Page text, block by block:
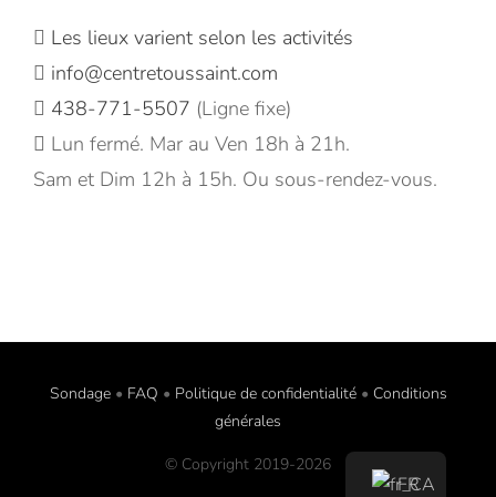
Les lieux varient selon les activités
info@centretoussaint.com
438-771-5507 (Ligne fixe)
Lun fermé. Mar au Ven 18h à 21h.
Sam et Dim 12h à 15h. Ou sous-rendez-vous.
Sondage• FAQ • Politique de confidentialité• Conditions
générales
© Copyright 2019-2026
FR